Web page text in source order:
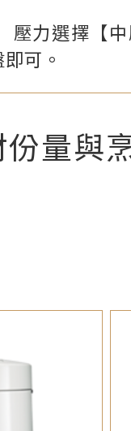
壓力選擇【
可。
量與